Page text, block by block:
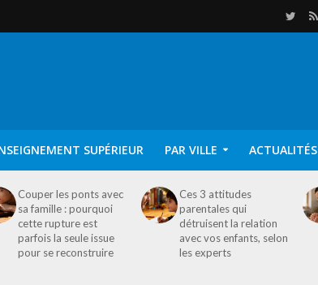
SUPÉRIEUR PAR VILLE ACTUALITÉS
Couper les ponts avec
sa famille : pourquoi
cette rupture est
parfois la seule issue
pour se reconstruire
Ces 3 attitudes
parentales qui
détruisent la relation
avec vos enfants, selon
les experts